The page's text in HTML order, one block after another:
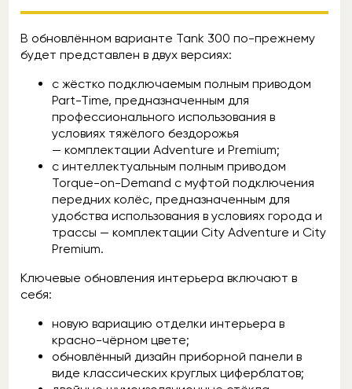
В обновлённом варианте Tank 300 по-прежнему
будет представлен в двух версиях:
с жёстко подключаемым полным приводом
Part-Time, предназначенным для
профессионального использования в
условиях тяжёлого бездорожья
— комплектации Adventure и Premium;
с интеллектуальным полным приводом
Torque-on-Demand с муфтой подключения
передних колёс, предназначенным для
удобства использования в условиях города и
трассы — комплектации City Adventure и City
Premium.
Ключевые обновления интерьера включают в
себя:
новую вариацию отделки интерьера в
красно-чёрном цвете;
обновлённый дизайн приборной панели в
виде классических круглых циферблатов;